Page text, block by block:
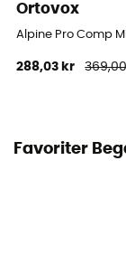
Ortovox
Alpine Pro Comp
288,03 kr
Favoriter